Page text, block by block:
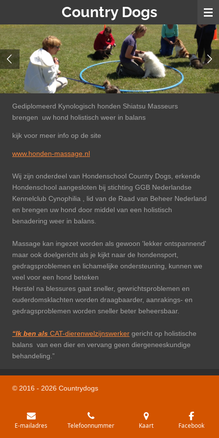
naar
de
hoofdinhoud
Country Dogs
Gediplomeerd Kynologisch honden Shiatsu Masseurs
brengen uw hond holistisch weer in balans
kijk voor meer info op de site
www.honden-massage.nl
Wij zijn onderdeel van Hondenschool Country Dogs, erkende
Hondenschool aangesloten bij stichting GGB Nederlandse
Kennelclub Cynophilia , lid van de Raad van Beheer Nederland
en brengen uw hond door middel van een holistisch
benadering weer in balans.
Massage kan ingezet worden als gewoon 'lekker ontspannend'
maar ook doelgericht als je kijkt naar de hondensport,
gedragsproblemen en lichamelijke ondersteuning, kunnen we
veel voor een hond beteken
Herstel na blessures gaat sneller, gewrichtsproblemen en
ouderdomsklachten worden draagbaarder, aanrakings- en
gedragsproblemen worden sneller beter beheersbaar.
“Ik ben als CAT-dierenwelzijnswerker gericht op holistische
balans van een dier en vervang geen diergeneeskundige
behandeling.”
© 2016 - 2026 Countrydogs
E-mailadres Telefoonnummer Kaart Facebook